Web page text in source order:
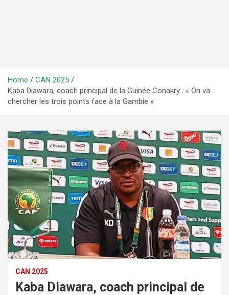
Home
CAN 2025
Kaba Diawara, coach principal de la Guinée Conakry : « On va
chercher les trois points face à la Gambie »
CAN 2025
Kaba Diawara, coach principal de